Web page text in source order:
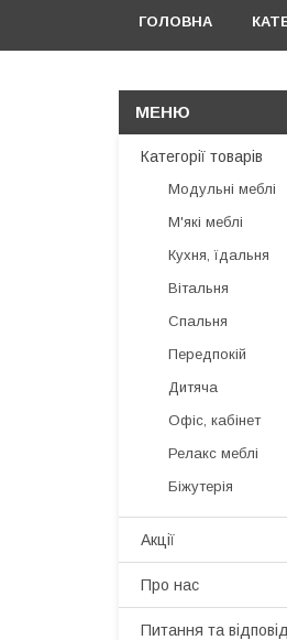
ГОЛОВНА
Категорії товарів
Модульні меблі
М'які меблі
Кухня, їдальня
Вітальня
Спальня
Передпокій
Дитяча
Офіс, кабінет
Релакс меблі
Біжутерія
Акції
Про нас
Питання та